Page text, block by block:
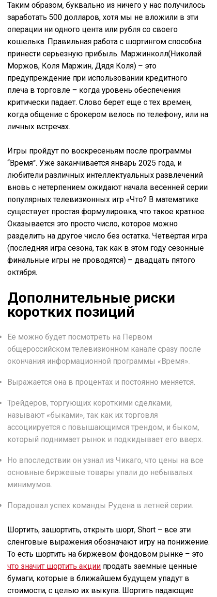
Таким образом, буквально из ничего у нас получилось
заработать 500 долларов, хотя мы не вложили в эти
операции ни одного цента или рубля со своего
кошелька. Правильная работа с шортингом способна
принести серьезную прибыль. Маржинколл(Николай
Моржов, Коля Маржин, Дядя Коля) – это
предупреждение при использовании кредитного
плеча в торговле – когда уровень обеспечения
критически падает. Слово берет еще с тех времен,
когда общение с брокером велось по телефону, или на
личных встречах.
Игры пройдут по воскресеньям после программы
“Время”. Уже заканчивается январь 2025 года, и
любители различных интеллектуальных развлечений
вновь с нетерпением ожидают начала весенней серии
популярных телевизионных игр «Что? В математике
существует простая формулировка, что такое кратное.
Оказывается это просто число, которое можно
разделить на другое число без остатка. Четвёртая игра
(последняя игра сезона, так как в этом году сезонные
финальные игры не проводятся) – двадцать пятого
октября.
Дополнительные риски
коротких позиций
Её можно будет посмотреть на Первом
общероссийском телевизионном канале сразу после
окончания информационной программы «Время».
Выражается она в процентах и постоянно меняется.
Трейдеров, торгующих короткими сделками,
называют «быками», так как их торговля
ассоциируется с повышающимся трендом, и быком,
который поднимает рынок и подкидывает его вверх.
Но впоследствии он узнал из Чикаго, что цены на все
основные биржевые товары упали до небывалых
минимумов.
Порадовал успех команды Рудена в летней серии.
Шортить, зашортить, открыть шорт, Short – все эти
сленговые выражения обозначают игру на понижение.
То есть шортить на биржевом фондовом рынке – это
что значит шортить акции продать заемные ценные
бумаги, которые в ближайшем будущем упадут в
стоимости, с целью их выкупа. Шортить падающие